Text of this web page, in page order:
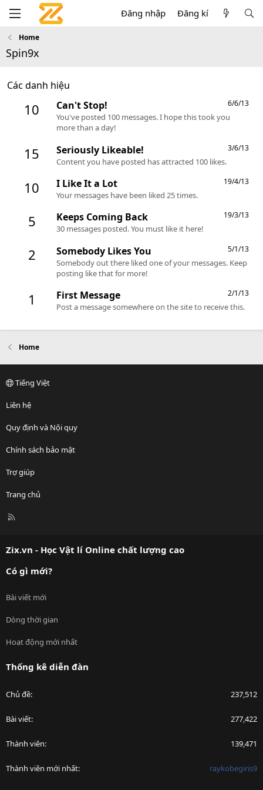
Đăng nhập Đăng kí
Home
Spin9x
Các danh hiệu
10 6/6/13
Can't Stop!
You've posted 100 messages. I hope this took you
more than a day!
15 3/6/13
Seriously Likeable!
Content you have posted has attracted 100 likes.
10 19/4/13
I Like It a Lot
Your messages have been liked 25 times.
5 19/3/13
Keeps Coming Back
30 messages posted. You must like it here!
2 5/1/13
Somebody Likes You
Somebody out there liked one of your messages. Keep
posting like that for more!
1 2/1/13
First Message
Post a message somewhere on the site to receive this.
Home
Tiếng Việt
Liên hệ
Quy định và Nội quy
Chính sách bảo mật
Trợ giúp
Trang chủ
R
Zix.vn - Học Vật lí Online chất lượng cao
Có gì mới?
Bài viết mới
Dòng thời gian
Hoạt động mới nhất
Thống kê diễn đàn
Chủ đề 237,512
Bài viết 277,422
Thành viên 139,471
Thành viên mới nhất raykobegiris9